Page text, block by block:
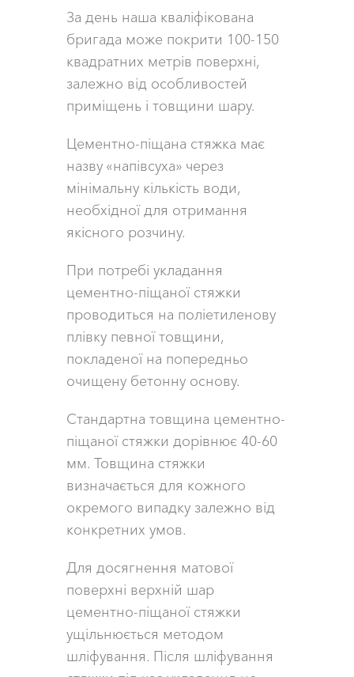
За день наша кваліфікована
бригада може покрити 100-150
квадратних метрів поверхні,
залежно від особливостей
приміщень і товщини шару.
Цементно-піщана стяжка має
назву «напівсуха» через
мінімальну кількість води,
необхідної для отримання
якісного розчину.
При потребі укладання
цементно-піщаної стяжки
проводиться на поліетиленову
плівку певної товщини,
покладеної на попередньо
очищену бетонну основу.
Стандартна товщина цементно-
піщаної стяжки дорівнює 40-60
мм. Товщина стяжки
визначається для кожного
окремого випадку залежно від
конкретних умов.
Для досягнення матової
поверхні верхній шар
цементно-піщаної стяжки
ущільнюється методом
шліфування. Після шліфування